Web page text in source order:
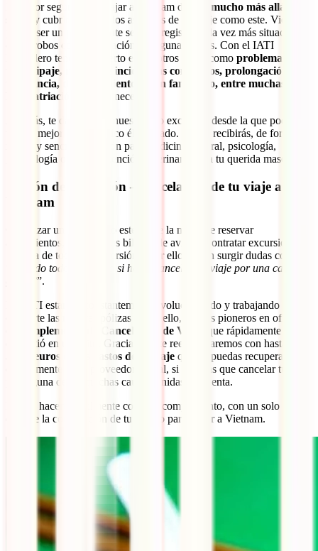
El mejor seguro para viajar a Vietnam debe ir mucho más allá de la
y cubrir en todos los aspectos de un viaje como este. Vietnam,
pese a ser un país bastante seguro, registra cada vez más situaciones
como robos con intimidación en algunas zonas. Con el IATI
Mochilero tendrás cubierto este y otros casos como problemas con
tu equipaje, retrasos e incidencias con vuelos, prolongación de
tu estancia, desplazamiento de un familiar o, entre muchas más
la repatriación
si fuera necesaria.
Además, te da acceso a nuestra app exclusiva desde la que podrás
usar el mejor Chat Médico él mercado. Desde recibirás, de forma
rápida y sencilla, atención para medicina general, psicología,
ginecología o incluso atención veterinaria para tu querida mascota.
Opción de anulación – cancelación de tu viaje a
Vietnam
Organizar un viaje como este va de la mano de reservar
alojamientos, comprar tus billetes de avión y contratar excursiones.
Se trata de toda una inversión y por ello suelen surgir dudas como:
¿Pierdo todo mi dinero si he de cancelar mi viaje por una causa
grave?”.
En IATI estamos constantemente evolucionando y trabajando en
ofrecerte las mejores pólizas y, por ello, fuimos pioneros en ofrecer
Complemento de Cancelación de Viaje
, que rápidamente se
convirtió en un éxito. Gracias a él te reembolsaremos con hasta
3.500 euros de los gastos de tu viaje que no puedas recuperar
directamente de tu proveedor oficial, si tuvieras que cancelar tu viaje
por alguna de las muchas causas tenidas en cuenta.
Podrás hacerte fácilmente con este complemento, con un solo clic,
durante la contratación de tu seguro para viajar a Vietnam.